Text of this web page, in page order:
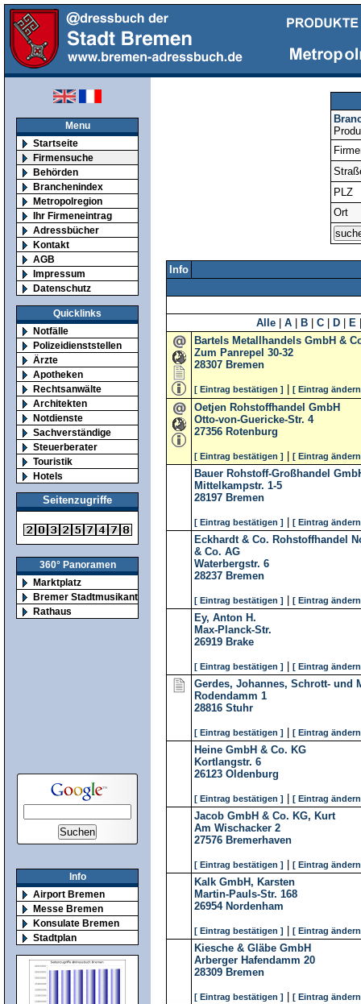
Menu
Startseite
Firmensuche
Behörden
Branchenindex
Metropolregion
Ihr Firmeneintrag
Adressbücher
Kontakt
AGB
Impressum
Datenschutz
Quicklinks
Notfälle
Polizeidienststellen
Ärzte
Apotheken
Rechtsanwälte
Architekten
Notdienste
Sachverständige
Steuerberater
Touristik
Hotels
Seitenzugriffe
360° Panoramen
Marktplatz
Bremer Stadtmusikanten
Rathaus
Info
Airport Bremen
Messe Bremen
Konsulate Bremen
Stadtplan
PLZ
Ort
Info
Alle A B C D E
Bartels Metallhandels GmbH &
Zum Panrepel 30-32
28307 Bremen
[ Eintrag bestätigen ] [ Eintrag
Oetjen Rohstoffhandel GmbH
Otto-von-Guericke-Str. 4
27356 Rotenburg
[ Eintrag bestätigen ] [ Eintrag
Bauer Rohstoff-Großhandel
Mittelkampstr. 1-5
28197 Bremen
[ Eintrag bestätigen ] [ Eintrag
Eckhardt & Co. Rohstoffhandel
& Co. AG
Waterbergstr. 6
28237 Bremen
[ Eintrag bestätigen ] [ Eintrag
Ey, Anton H.
Max-Planck-Str.
26919 Brake
[ Eintrag bestätigen ] [ Eintrag
Gerdes, Johannes, Schrott- und
Rodendamm 1
28816 Stuhr
[ Eintrag bestätigen ] [ Eintrag
Heine GmbH & Co. KG
Kortlangstr. 6
26123 Oldenburg
[ Eintrag bestätigen ] [ Eintrag
Jacob GmbH & Co. KG, Kurt
Am Wischacker 2
27576 Bremerhaven
[ Eintrag bestätigen ] [ Eintrag
Kalk GmbH, Karsten
Martin-Pauls-Str. 168
26954 Nordenham
[ Eintrag bestätigen ] [ Eintrag
Kiesche & Gläbe GmbH
Arberger Hafendamm 20
28309 Bremen
[ Eintrag bestätigen ] [ Eintrag